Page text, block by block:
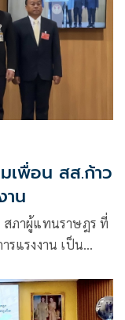
เพื่อน สส.ก้าว
น
สภาผู้แทนราษฎร ที่
รแรงงาน เป็น
วไกล